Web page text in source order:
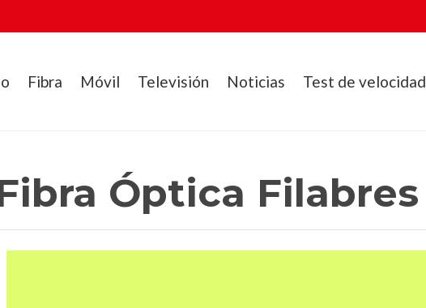
Fibra Móvil Televisión Noticias Test de velocidad
Óptica Filabres